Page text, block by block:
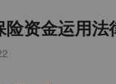
险资金运用